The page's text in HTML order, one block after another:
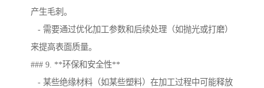
产生毛刺。
- 需要通过优化加工参数和后续处理（如抛光或打磨）
来提高表面质量。
### 9. **环保和安全性**
- 某些绝缘材料（如某些塑料）在加工过程中可能释放